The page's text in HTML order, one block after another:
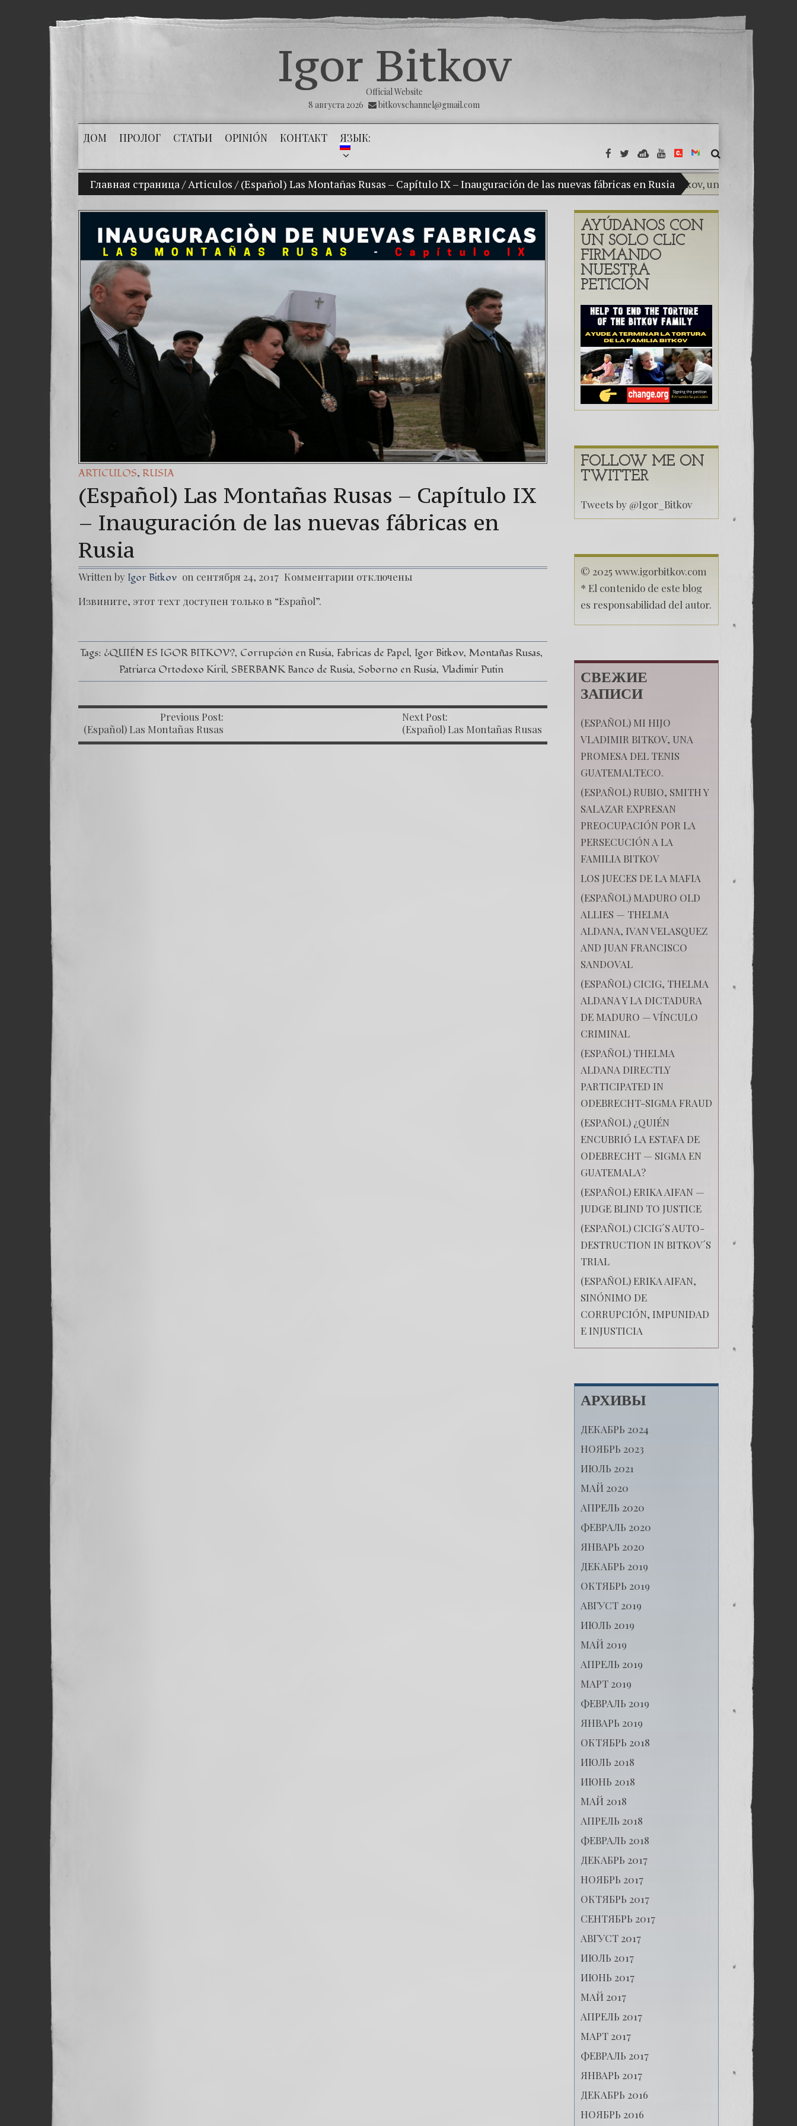
Igor Bitkov
Official Website
8 августа 2026
bitkovschannel@gmail.com
ДОМ ПРОЛОГ СТАТЬИ OPINIÓN КОНТАКТ ЯЗЫК:
Главная страница/Articulos / (Español) Las Montañas Rusas – Capítulo IX – Inauguración de las nuevas fábricas en Rusia
(Español) Mi hijo Vladimir Bitkov, una promesa del tenis
(Español) THE
(Español) La
(Español) Las
(Español) THELMA
ARTICULOS, RUSIA
(Español) Las Montañas Rusas – Capítulo IX
– Inauguración de las nuevas fábricas en
Rusia
Written by Igor Bitkov on сентября 24, 2017 Комментарии
записи
(Español)
Rusas
Inauguración
fábricas
Rusia
отключены
Извините, этот техт доступен только в “Español”.
Tags: ¿QUIÉN ES IGOR BITKOV? Corrupción en Rusia Fabricas de Papel Igor Bitkov Montañas Rusas
Patriarca Ortodoxo Kiril SBERBANK Banco de Rusia Soborno en Rusia Vladimir Putin
Previous Post:
(Español) Las Montañas Rusas
– Capítulo VIII –
Next Post:
(Español) Las Montañas Rusas
– Capítulo X – Las Propuestas
AYÚDANOS CON
UN SOLO CLIC
FIRMANDO
NUESTRA
PETICIÓN
FOLLOW ME ON
TWITTER
Tweets by @Igor_Bitkov
© 2025 www.igorbitkov.com
* El contenido de este blog
es responsabilidad del autor.
СВЕЖИЕ
ЗАПИСИ
(ESPAÑOL) MI HIJO
VLADIMIR BITKOV, UNA
PROMESA DEL TENIS
GUATEMALTECO.
(ESPAÑOL) RUBIO, SMITH Y
SALAZAR EXPRESAN
PREOCUPACIÓN POR LA
PERSECUCIÓN A LA
FAMILIA BITKOV
LOS JUECES DE LA MAFIA
(ESPAÑOL) MADURO OLD
ALLIES — THELMA
ALDANA, IVAN VELASQUEZ
AND JUAN FRANCISCO
SANDOVAL
(ESPAÑOL) CICIG, THELMA
ALDANA Y LA DICTADURA
DE MADURO — VÍNCULO
CRIMINAL
(ESPAÑOL) THELMA
ALDANA DIRECTLY
PARTICIPATED IN
ODEBRECHT-SIGMA FRAUD
(ESPAÑOL) ¿QUIÉN
ENCUBRIÓ LA ESTAFA DE
ODEBRECHT — SIGMA EN
GUATEMALA?
(ESPAÑOL) ERIKA AIFAN —
JUDGE BLIND TO JUSTICE
(ESPAÑOL) CICIG´S AUTO-
DESTRUCTION IN BITKOV´S
TRIAL
(ESPAÑOL) ERIKA AIFAN,
SINÓNIMO DE
CORRUPCIÓN, IMPUNIDAD
E INJUSTICIA
АРХИВЫ
ДЕКАБРЬ 2024
НОЯБРЬ 2023
ИЮЛЬ 2021
МАЙ 2020
АПРЕЛЬ 2020
ФЕВРАЛЬ 2020
ЯНВАРЬ 2020
ДЕКАБРЬ 2019
ОКТЯБРЬ 2019
АВГУСТ 2019
ИЮЛЬ 2019
МАЙ 2019
АПРЕЛЬ 2019
МАРТ 2019
ФЕВРАЛЬ 2019
ЯНВАРЬ 2019
ОКТЯБРЬ 2018
ИЮЛЬ 2018
ИЮНЬ 2018
МАЙ 2018
АПРЕЛЬ 2018
ФЕВРАЛЬ 2018
ДЕКАБРЬ 2017
НОЯБРЬ 2017
ОКТЯБРЬ 2017
СЕНТЯБРЬ 2017
АВГУСТ 2017
ИЮЛЬ 2017
ИЮНЬ 2017
МАЙ 2017
АПРЕЛЬ 2017
МАРТ 2017
ФЕВРАЛЬ 2017
ЯНВАРЬ 2017
ДЕКАБРЬ 2016
НОЯБРЬ 2016